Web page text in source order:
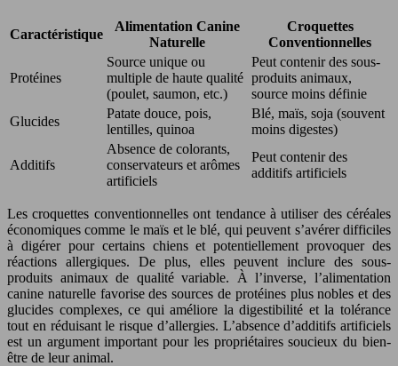
Caractéristique
Alimentation Canine
Naturelle
Croquettes
Conventionnelles
Protéines
Source unique ou
multiple de haute qualité
(poulet, saumon, etc.)
Peut contenir des sous-
produits animaux,
source moins définie
Glucides
Patate douce, pois,
lentilles, quinoa
Blé, maïs, soja (souvent
moins digestes)
Additifs
Absence de colorants,
conservateurs et arômes
artificiels
Peut contenir des
additifs artificiels
Les croquettes conventionnelles ont tendance à utiliser des céréales
économiques comme le maïs et le blé, qui peuvent s’avérer difficiles
à digérer pour certains chiens et potentiellement provoquer des
réactions allergiques. De plus, elles peuvent inclure des sous-
produits animaux de qualité variable. À l’inverse, l’alimentation
canine naturelle favorise des sources de protéines plus nobles et des
glucides complexes, ce qui améliore la digestibilité et la tolérance
tout en réduisant le risque d’allergies. L’absence d’additifs artificiels
est un argument important pour les propriétaires soucieux du bien-
être de leur animal.